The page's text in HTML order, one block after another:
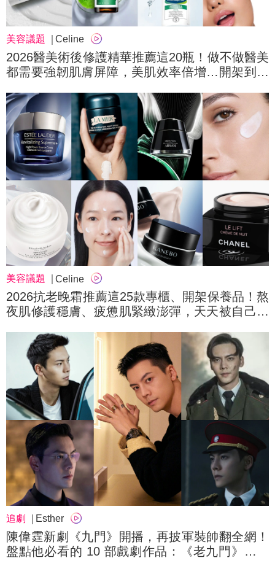
美容議題 Celine
2026醫美術後修護精華推薦這20瓶！做不做醫美
都需要強韌肌膚屏障，美肌效率倍增…開架到專
1次看～
美容議題 Celine
2026抗老晚霜推薦這25款專櫃、開架保養品！熬
夜肌修護穩膚、疲憊肌緊緻澎彈，天天被自己美
追劇 Esther
陳偉霆新劇《九門》開播，再披軍裝帥翻全網！
盤點他必看的 10 部戲劇作品：《老九門》《許